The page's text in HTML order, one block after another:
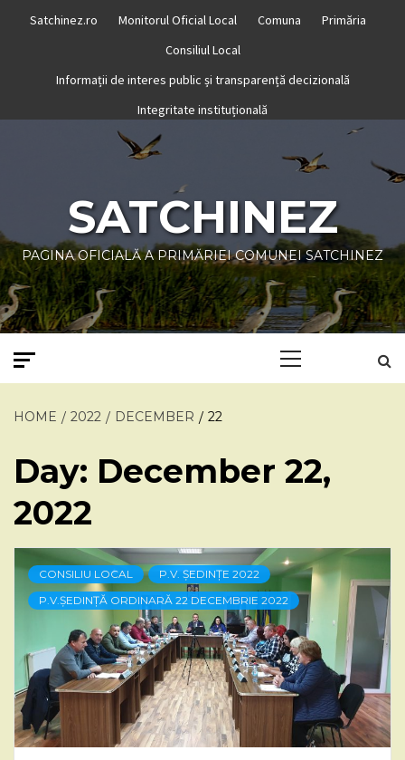
Satchinez.ro Monitorul Oficial Local Comuna
Primăria
Consiliul Local
Informații de interes public și transparență decizională
Integritate instituțională
SATCHINEZ
PAGINA OFICIALĂ A PRIMĂRIEI COMUNEI SATCHINEZ
HOME 2022 DECEMBER 22
Day: December 22,
2022
CONSILIU LOCAL
P.V. ȘEDINȚE 2022
P.V.ȘEDINȚĂ ORDINARĂ 22 DECEMBRIE 2022